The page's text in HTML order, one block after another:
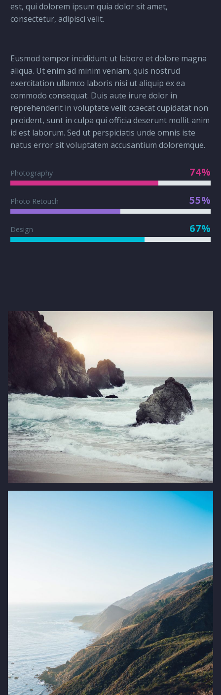
est, qui dolorem ipsum quia dolor sit amet,
consectetur, adipisci velit.
Eusmod tempor incididunt ut labore et dolore magna
aliqua. Ut enim ad minim veniam, quis nostrud
exercitation ullamco laboris nisi ut aliquip ex ea
commodo consequat. Duis aute irure dolor in
reprehenderit in voluptate velit ccaecat cupidatat non
proident, sunt in culpa qui officia deserunt mollit anim
id est laborum. Sed ut perspiciatis unde omnis iste
natus error sit voluptatem accusantium doloremque.
Photography 74%
Photo Retouch 55%
Design 67%